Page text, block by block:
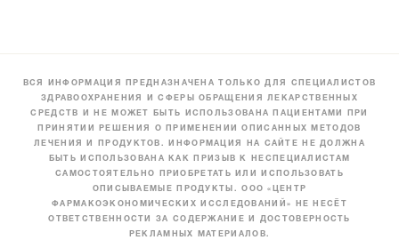
ВСЯ ИНФОРМАЦИЯ ПРЕДНАЗНАЧЕНА ТОЛЬКО ДЛЯ СПЕЦИАЛИСТОВ
ЗДРАВООХРАНЕНИЯ И СФЕРЫ ОБРАЩЕНИЯ ЛЕКАРСТВЕННЫХ
СРЕДСТВ И НЕ МОЖЕТ БЫТЬ ИСПОЛЬЗОВАНА ПАЦИЕНТАМИ ПРИ
ПРИНЯТИИ РЕШЕНИЯ О ПРИМЕНЕНИИ ОПИСАННЫХ МЕТОДОВ
ЛЕЧЕНИЯ И ПРОДУКТОВ. ИНФОРМАЦИЯ НА САЙТЕ НЕ ДОЛЖНА
БЫТЬ ИСПОЛЬЗОВАНА КАК ПРИЗЫВ К НЕСПЕЦИАЛИСТАМ
САМОСТОЯТЕЛЬНО ПРИОБРЕТАТЬ ИЛИ ИСПОЛЬЗОВАТЬ
ОПИСЫВАЕМЫЕ ПРОДУКТЫ. ООО «ЦЕНТР
ФАРМАКОЭКОНОМИЧЕСКИХ ИССЛЕДОВАНИЙ» НЕ НЕСЁТ
ОТВЕТСТВЕННОСТИ ЗА СОДЕРЖАНИЕ И ДОСТОВЕРНОСТЬ
РЕКЛАМНЫХ МАТЕРИАЛОВ.